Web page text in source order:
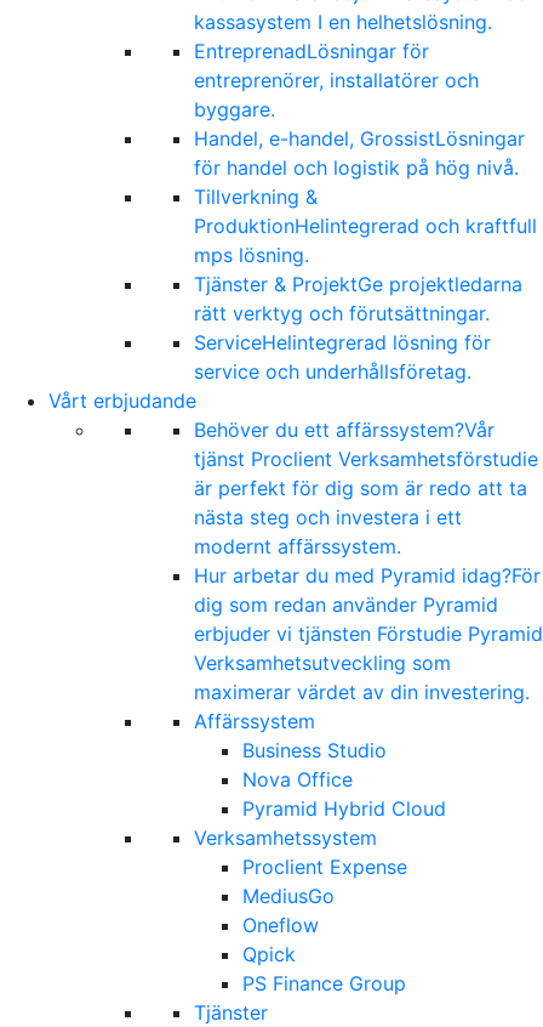
kassasystem I en helhetslösning.
EntreprenadLösningar för
entreprenörer, installatörer och
byggare.
Handel, e-handel, GrossistLösningar
för handel och logistik på hög nivå.
Tillverkning &
ProduktionHelintegrerad och kraftfull
mps lösning.
Tjänster & ProjektGe projektledarna
rätt verktyg och förutsättningar.
ServiceHelintegrerad lösning för
service och underhållsföretag.
Vårt erbjudande
Behöver du ett affärssystem?Vår
tjänst Proclient Verksamhetsförstudie
är perfekt för dig som är redo att ta
nästa steg och investera i ett
modernt affärssystem.
Hur arbetar du med Pyramid idag?För
dig som redan använder Pyramid
erbjuder vi tjänsten Förstudie Pyramid
Verksamhetsutveckling som
maximerar värdet av din investering.
Affärssystem
Business Studio
Nova Office
Pyramid Hybrid Cloud
Verksamhetssystem
Proclient Expense
MediusGo
Oneflow
Qpick
PS Finance Group
Tjänster